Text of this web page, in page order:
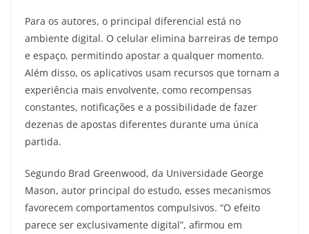
Para os autores, o principal diferencial está no
ambiente digital. O celular elimina barreiras de tempo
e espaço, permitindo apostar a qualquer momento.
Além disso, os aplicativos usam recursos que tornam a
experiência mais envolvente, como recompensas
constantes, notificações e a possibilidade de fazer
dezenas de apostas diferentes durante uma única
partida.
Segundo Brad Greenwood, da Universidade George
Mason, autor principal do estudo, esses mecanismos
favorecem comportamentos compulsivos. “O efeito
parece ser exclusivamente digital”, afirmou em